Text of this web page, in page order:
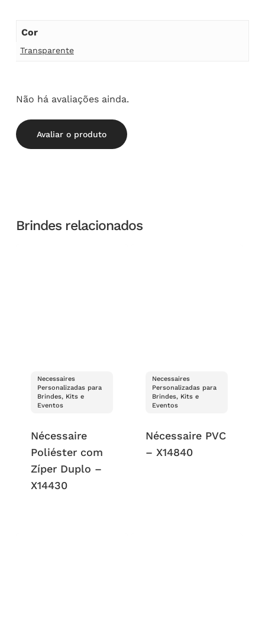
Cor
Transparente
Não há avaliações ainda.
Avaliar o produto
Brindes relacionados
Necessaires
Personalizadas para
Brindes, Kits e
Eventos
Nécessaire
Poliéster com
Zíper Duplo –
X14430
Necessaires
Personalizadas para
Brindes, Kits e
Eventos
Nécessaire PVC
– X14840